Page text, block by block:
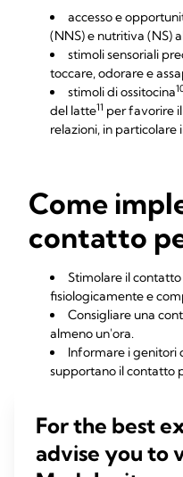
accesso e
(NNS) e nutritiva (NS)
stimoli sensoriali
toccare, odorare e
stimoli di ossitocina
del latte11 per favorire
relazioni, in particolare
Come
contatto
Stimolare il
fisiologicamente e
Consigliare una
almeno un'ora.
Informare i genitori
supportano il contatto
subito dopo.
Consentire alla
durante il contatto
For the best
advise you to